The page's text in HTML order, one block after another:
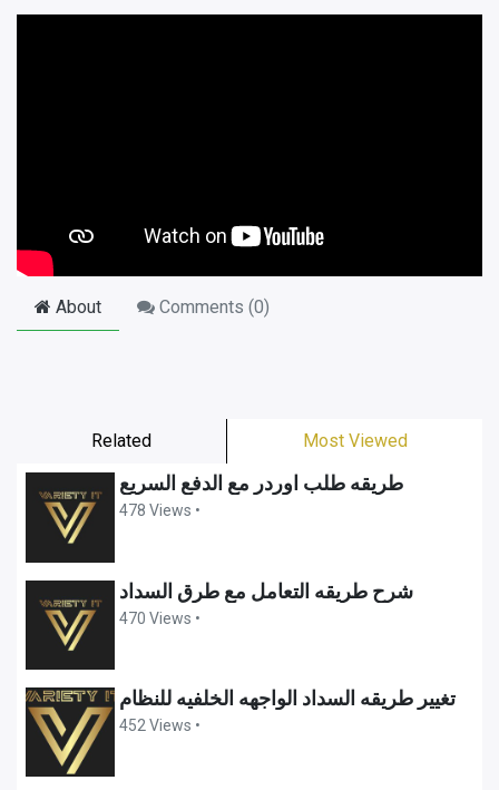
Related Most Viewed
طريقه طلب اوردر مع الدفع السريع
478 Views •
شرح طريقه التعامل مع طرق السداد
470 Views •
تغيير طريقه السداد الواجهه الخلفيه للنظام
452 Views •
About Comments (0)